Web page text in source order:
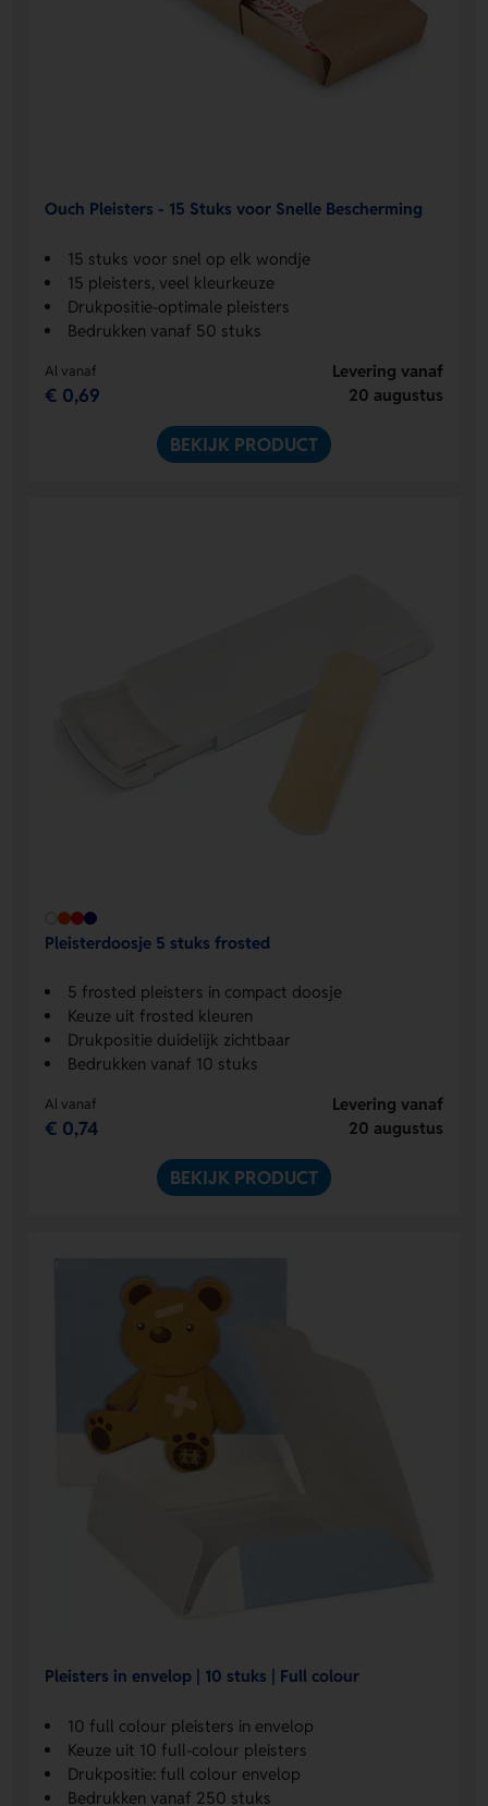
Ouch Pleisters - 15 Stuks voor Snelle Bescherming
15 stuks voor snel op elk wondje
15 pleisters, veel kleurkeuze
Drukpositie-optimale pleisters
Bedrukken vanaf 50 stuks
Al vanaf
€ 0,69
Levering vanaf
20 augustus
BEKIJK PRODUCT
Pleisterdoosje 5 stuks frosted
5 frosted pleisters in compact doosje
Keuze uit frosted kleuren
Drukpositie duidelijk zichtbaar
Bedrukken vanaf 10 stuks
Al vanaf
€ 0,74
Levering vanaf
20 augustus
BEKIJK PRODUCT
Pleisters in envelop | 10 stuks | Full colour
10 full colour pleisters in envelop
Keuze uit 10 full-colour pleisters
Drukpositie: full colour envelop
Bedrukken vanaf 250 stuks